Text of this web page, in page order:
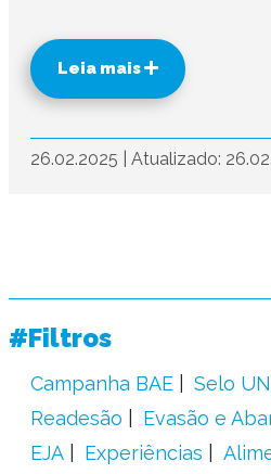
Leia mais
26.02.2025 Atualizado:
#Filtros
Campanha BAE Selo
Readesão
Evasão e
EJA
Experiências